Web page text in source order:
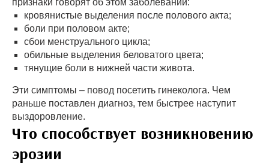
признаки говорят об этом заболевании:
кровянистые выделения после полового акта;
боли при половом акте;
сбои менструального цикла;
обильные выделения беловатого цвета;
тянущие боли в нижней части живота.
Эти симптомы – повод посетить гинеколога. Чем
раньше поставлен диагноз, тем быстрее наступит
выздоровление.
Что способствует возникновению
эрозии